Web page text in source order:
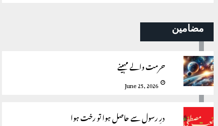
مضامین
حرمت والے مہینے
June 25, 2026
درِ رسول سے حاصل ہوا تو رخت ہوا